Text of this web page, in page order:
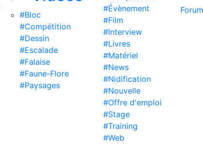
#Bloc
#Compétition
#Dessin
#Escalade
#Falaise
#Faune-Flore
#Paysages
#Évènement
#Film
#Interview
#Livres
#Matériel
#News
#Nidification
#Nouvelle
#Offre d'emploi
#Stage
#Training
#Web
Forum